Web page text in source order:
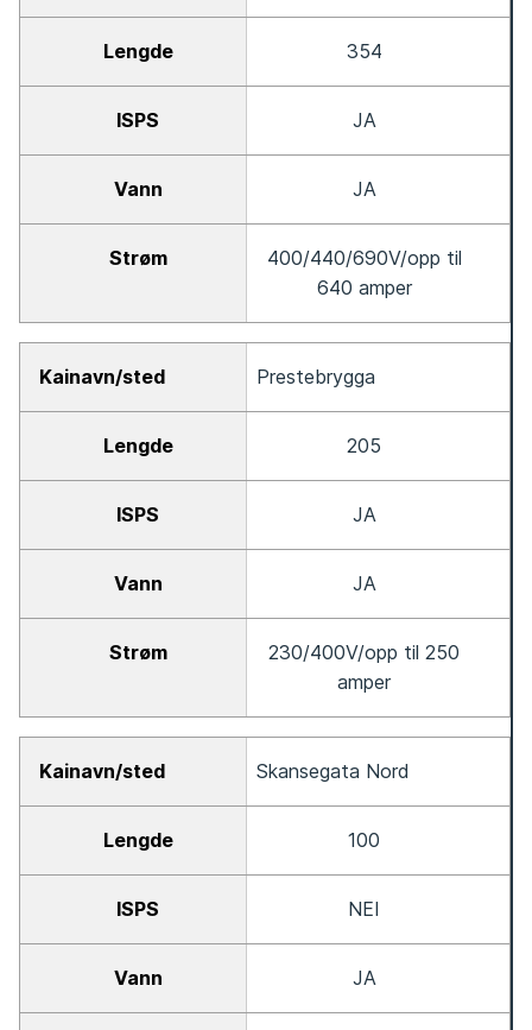
354
JA
JA
400/440/690V/opp til
640 amper
Prestebrygga
205
JA
JA
230/400V/opp til 250
amper
Skansegata Nord
100
NEI
JA